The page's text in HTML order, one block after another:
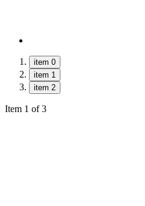
item 0
item 1
item 2
Item 1 of 3